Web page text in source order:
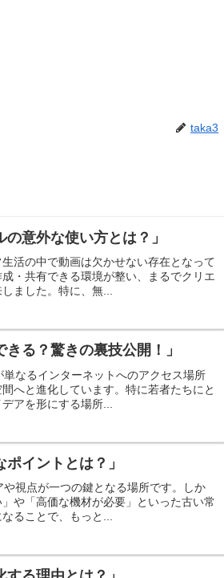
taka3
意外な使い方とは？」
活の中で動画は欠かせない存在となって
・共有できる環境が整い、まるでクリエ
ました。特に、無...
る？驚きの裏技公開！」
なるインターネットへのアクセス場所
へと進化しています。特に若者たちにと
アを形にする場所...
イントとは？」
視点が一つの鍵となる場所です。しか
や「高価な機材が必要」といった古い常
ることで、もっと...